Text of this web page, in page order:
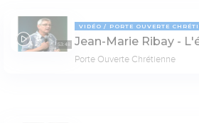
53:48
VIDÉO PORTE OUVERTE
Jean-Marie Ribay -
Porte Ouverte Chrétienne